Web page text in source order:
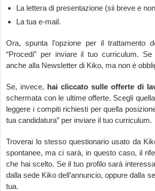
La lettera di presentazione (sii breve e
La tua e-mail.
Ora, spunta l’opzione per il trattamento
“Procedi” per inviare il tuo curriculum.
anche alla Newsletter di Kiko, ma non è
Se, invece, hai cliccato sulle offerte di
schermata con le ultime offerte. Scegli
leggere i compiti richiesti per quella
tua candidatura” per inviare il tuo curriculum.
Troverai lo stesso questionario usato da
spontanee, ma ci sarà, in questo caso, il
che hai scelto. Se il tuo profilo sarà
dalla sede Kiko dell’annuncio, oppure dalla
tua.